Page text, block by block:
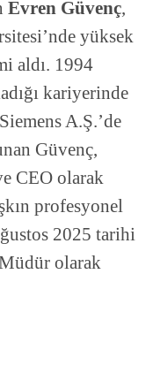
Evren Güvenç,
yüksek
aldı. 1994
kariyerinde
A.Ş.’de
Güvenç,
CEO olarak
profesyonel
2025 tarihi
olarak